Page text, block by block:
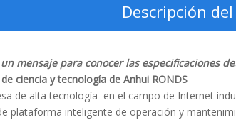
Descripción
mensaje para conocer las especificaciones
ciencia y tecnología de Anhui RONDS
de alta tecnología en el campo de Internet
plataforma inteligente de operación y